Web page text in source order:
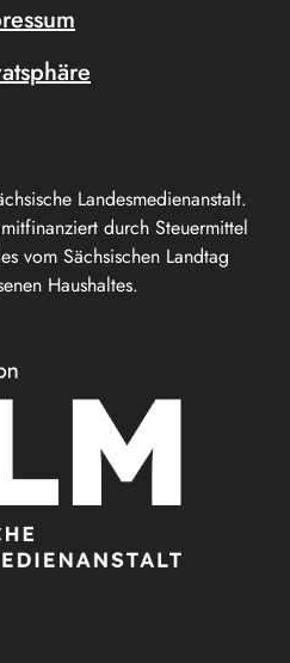
Landesmedienanstalt.
durch Steuermittel
vom Sächsischen Landtag
Haushaltes.